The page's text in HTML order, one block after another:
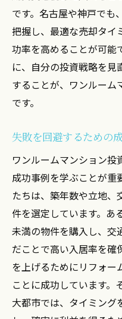
です。名古屋や神戸でも
把握し、最適な売却タイ
功率を高めることが可能
に、自分の投資戦略を見
することが、ワンルーム
です。
失敗を回避するための
ワンルームマンション投
成功事例を学ぶことが重
たちは、築年数や立地
件を選定しています。あ
未満の物件を購入し、交
だことで高い入居率を確
を上げるためにリフォー
ことに成功しています。
大都市では、タイミング